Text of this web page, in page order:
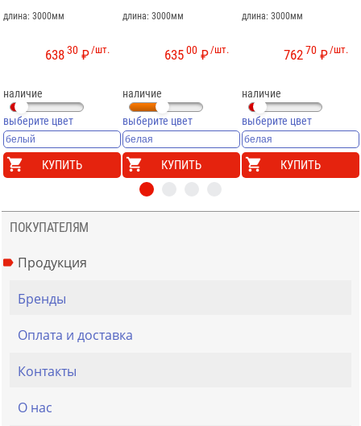
длина: 3000мм
/шт.
63830 ₽
наличие
выберите цвет
КУПИТЬ
длина: 3000мм
/шт.
63500 ₽
наличие
выберите цвет
КУПИТЬ
длина: 3000мм
/шт.
76270 ₽
наличие
выберите цвет
КУПИТЬ
ПОКУПАТЕЛЯМ
Продукция
Бренды
Оплата и доставка
Контакты
О нас